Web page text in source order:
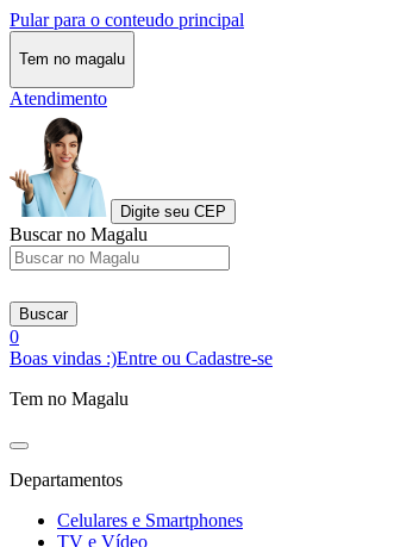
Pular para o conteudo principal
Tem no magalu
Atendimento
Digite seu CEP
Buscar no Magalu
Buscar
0
Boas vindas :)Entre ou Cadastre-se
Tem no Magalu
Departamentos
Celulares e Smartphones
TV e Vídeo